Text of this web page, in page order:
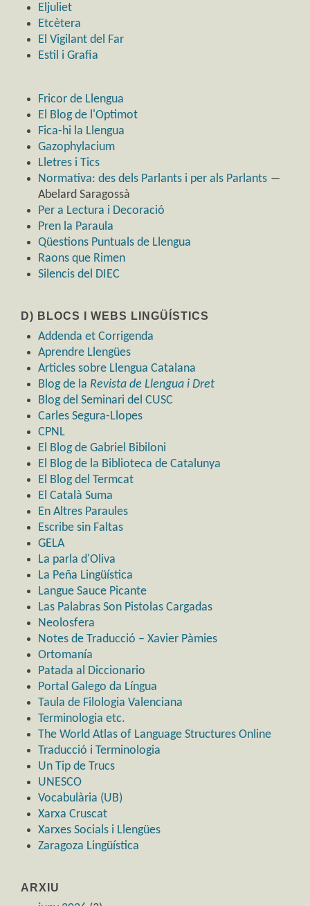
Eljuliet
Etcètera
El Vigilant del Far
Estil i Grafia
Fricor de Llengua
El Blog de l'Optimot
Fica-hi la Llengua
Gazophylacium
Lletres i Tics
Normativa: des dels Parlants i per als Parlants ―
Abelard Saragossà
Per a Lectura i Decoració
Pren la Paraula
Qüestions Puntuals de Llengua
Raons que Rimen
Silencis del DIEC
D) BLOCS I WEBS LINGÜÍSTICS
Addenda et Corrigenda
Aprendre Llengües
Articles sobre Llengua Catalana
Blog de la Revista de Llengua i Dret
Blog del Seminari del CUSC
Carles Segura-Llopes
CPNL
El Blog de Gabriel Bibiloni
El Blog de la Biblioteca de Catalunya
El Blog del Termcat
El Català Suma
En Altres Paraules
Escribe sin Faltas
GELA
La parla d'Oliva
La Peña Lingüística
Langue Sauce Picante
Las Palabras Son Pistolas Cargadas
Neolosfera
Notes de Traducció – Xavier Pàmies
Ortomanía
Patada al Diccionario
Portal Galego da Língua
Taula de Filologia Valenciana
Terminologia etc.
The World Atlas of Language Structures Online
Traducció i Terminologia
Un Tip de Trucs
UNESCO
Vocabulària (UB)
Xarxa Cruscat
Xarxes Socials i Llengües
Zaragoza Lingüística
ARXIU